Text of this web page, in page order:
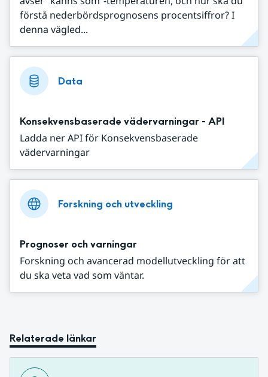
förstå nederbördsprognosens procentsiffror? I
denna vägled...
Data
Konsekvensbaserade vädervarningar - API
Ladda ner API för Konsekvensbaserade
vädervarningar
Forskning och utveckling
Prognoser och varningar
Forskning och avancerad modellutveckling för att
du ska veta vad som väntar.
Relaterade länkar